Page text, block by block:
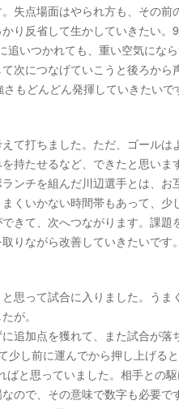
失点場面はやられ方も、その前
り反省して生かしていきたい。
追いつかれても、重い空気にな
次につなげていこうと後ろから
もどんどん発揮していきたいで
て打ちました。ただ、ゴールは
持たせるなど、できたと思いま
ンチを組んだ川辺選手とは、お
くいかない時間帯もあって、少
きて、次へつながります。課題
りながら改善していきたいです。
思って試合に入りました。うま
が。
追加点を獲れて、また試合が落
少し前に運んでから押し上げる
と思っていました。相手との駆
ので、その意味で数字も必要で